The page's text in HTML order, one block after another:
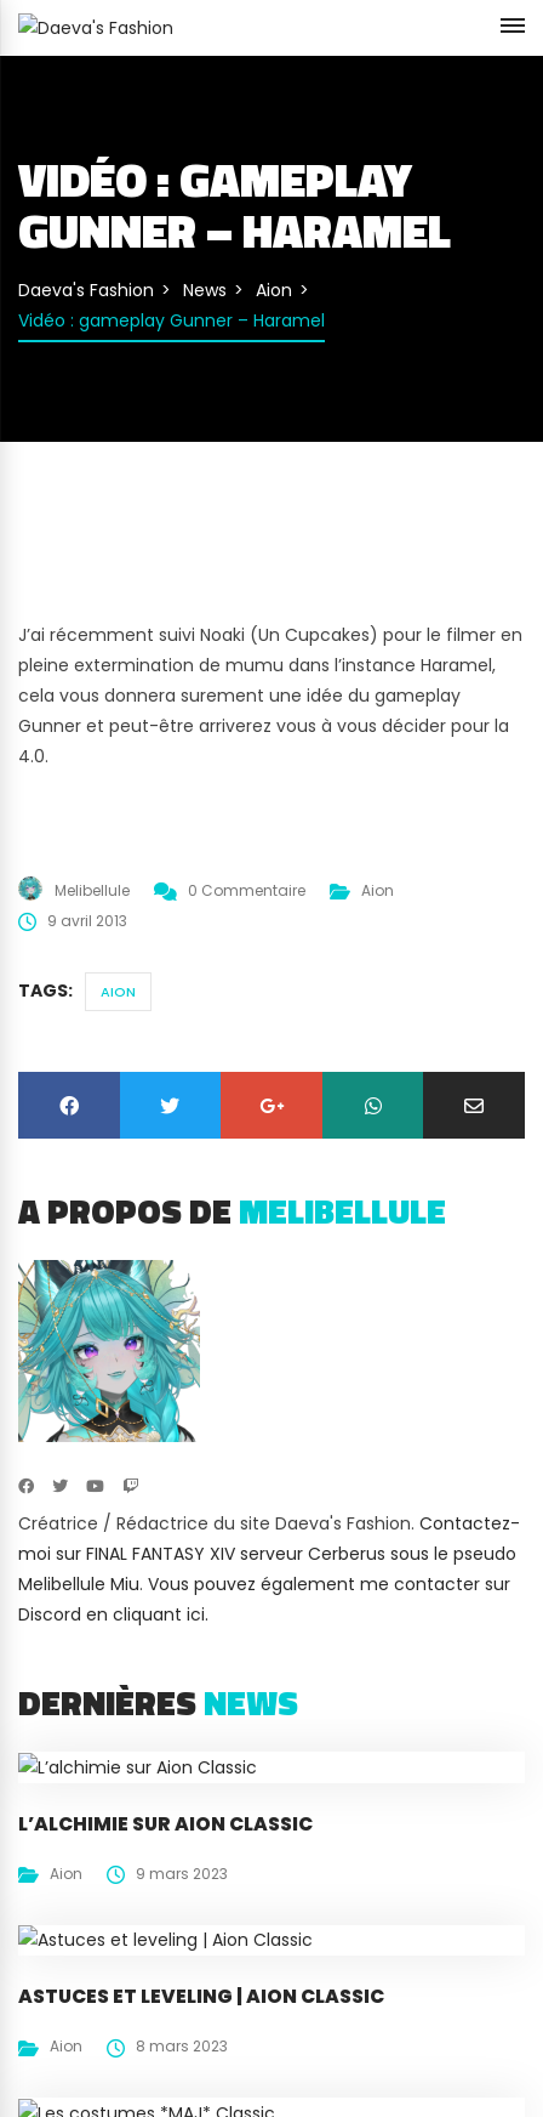
VIDÉO : GAMEPLAY
GUNNER – HARAMEL
Daeva's Fashion News
Aion
Vidéo : gameplay Gunner – Haramel
J’ai récemment suivi Noaki (Un Cupcakes) pour le filmer en
pleine extermination de mumu dans l’instance Haramel,
cela vous donnera surement une idée du gameplay
Gunner et peut-être arriverez vous à vous décider pour la
4.0.
Melibellule 0 Commentaire
Aion
9 avril 2013
TAGS: AION
A PROPOS DEMELIBELLULE
Créatrice / Rédactrice du site Daeva's Fashion. Contactez-
moi sur FINAL FANTASY XIV serveur Cerberus sous le pseudo
Melibellule Miu. Vous pouvez également me contacter sur
Discord en cliquant ici.
DERNIÈRESNEWS
L’ALCHIMIE SUR AION CLASSIC
Aion 9 mars 2023
ASTUCES ET LEVELING | AION CLASSIC
Aion 8 mars 2023